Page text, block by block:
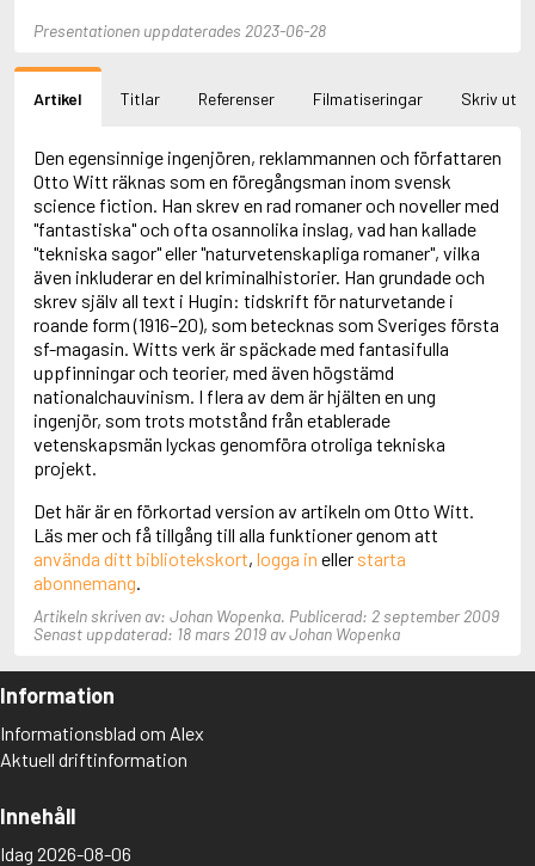
Adichie, Chimamanda Ngozi
Adler-Olsen, Jussi
Adlerbeth, Gudmund Jöran
Adolfsson, Eva
Adolfsson, Evert
Adolfsson, Gunnar
Adolfsson, Josefine
Adolfsson, Maria
Adolphsen, Peter
Presentationen uppdaterades 2023-06-28
Artikel Titlar Referenser Filmatiseringar Skriv ut
Den egensinnige ingenjören, reklammannen och författaren
Otto Witt räknas som en föregångsman inom svensk
science fiction. Han skrev en rad romaner och noveller med
"fantastiska" och ofta osannolika inslag, vad han kallade
"tekniska sagor" eller "naturvetenskapliga romaner", vilka
även inkluderar en del kriminalhistorier. Han grundade och
skrev själv all text i Hugin: tidskrift för naturvetande i
roande form (1916–20), som betecknas som Sveriges första
sf-magasin. Witts verk är späckade med fantasifulla
uppfinningar och teorier, med även högstämd
nationalchauvinism. I flera av dem är hjälten en ung
ingenjör, som trots motstånd från etablerade
vetenskapsmän lyckas genomföra otroliga tekniska
projekt.
Det här är en förkortad version av artikeln om Otto Witt.
Läs mer och få tillgång till alla funktioner genom att
använda ditt bibliotekskort, logga in eller starta
abonnemang
Artikeln skriven av: Johan Wopenka. Publicerad: 2 september 2009
Senast uppdaterad: 18 mars 2019 av Johan Wopenka
Information
Informationsblad om Alex
Aktuell driftinformation
Innehåll
Idag 2026-08-06